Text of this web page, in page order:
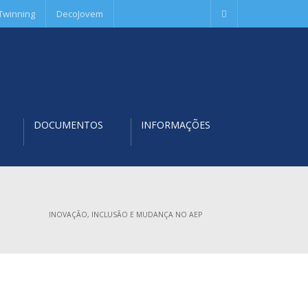
DecoJovem
DOCUMENTOS INFORMAÇÕES
INOVAÇÃO, INCLUSÃO E MUDANÇA NO AEP